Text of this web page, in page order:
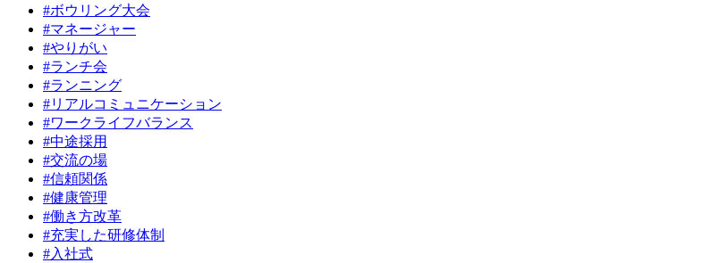
#ボウリング大会
#マネージャー
#やりがい
#ランチ会
#ランニング
#リアルコミュニケーション
#ワークライフバランス
#中途採用
#交流の場
#信頼関係
#健康管理
#働き方改革
#充実した研修体制
#入社式